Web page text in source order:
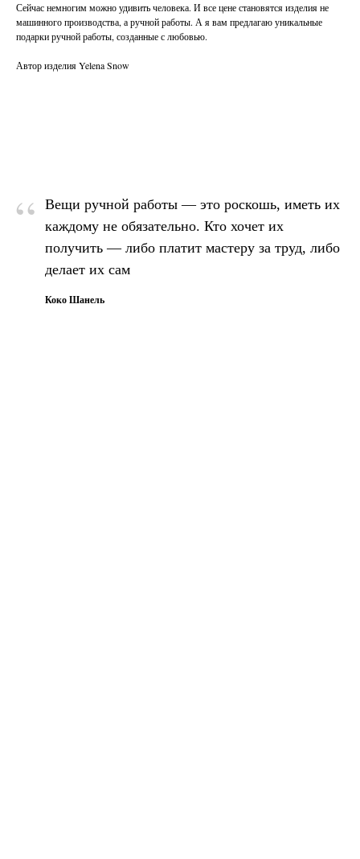
Сейчас немногим можно удивить человека. И все цене становятся изделия не
машинного производства, а ручной работы. А я вам предлагаю уникальные
подарки ручной работы, созданные с любовью.
Автор изделия Yelena Snow
“
Вещи ручной работы — это роскошь, иметь их
каждому не обязательно. Кто хочет их
получить — либо платит мастеру за труд, либо
делает их сам
Коко Шанель